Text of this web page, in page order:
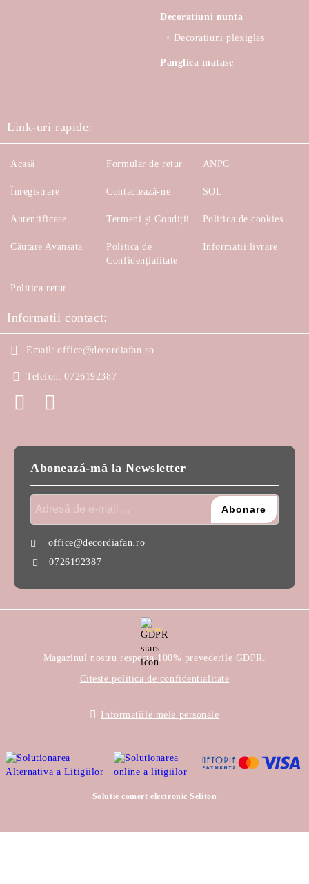
Decoratiuni nunta
Decoratiuni plexiglas
Panglica matase
Link-uri rapide:
Acasă
Înregistrare
Autentificare
Căutare Avansată
Formular de retur
Contactează-ne
Termeni și Condiții
Politica de
Confidențialitate
ANPC
SOL
Politica de cookies
Informatii livrare
Politica retur
Informatii contact:
Email: office@decordiafan.ro
Telefon: 0726192387
Abonează-mă la Newsletter
office@decordiafan.ro
0726192387
GDPR
Magazinul nostru respecta 100% prevederile GDPR.
Citeste politica de confidentialitate
Informatiile mele personale
Solutie comert electronic Seliton